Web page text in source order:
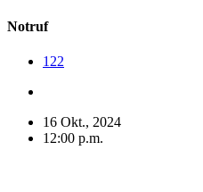
Notruf
122
16 Okt., 2024
12:00 p.m.